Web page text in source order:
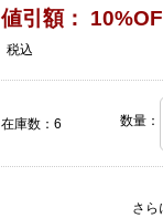
値引額：
税込
在庫数：6 数量：
さら